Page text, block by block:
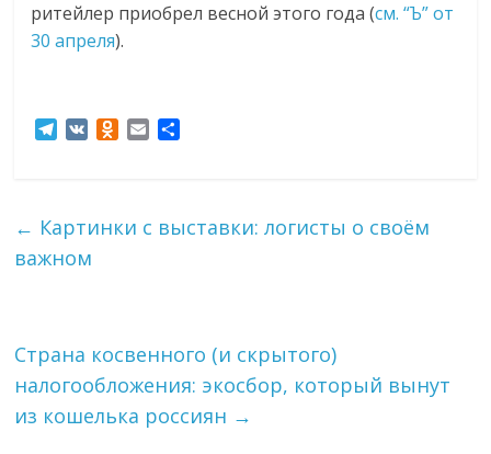
ритейлер приобрел весной этого года (см. “Ъ” от
30 апреля).
T
r
a
O
l
i
i
в
← Картинки с выставки: логисты о своём
важном
Страна косвенного (и скрытого)
налогообложения: экосбор, который вынут
из кошелька россиян →